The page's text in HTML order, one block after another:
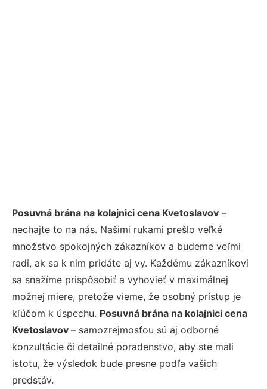
Posuvná brána na kolajnici cena Kvetoslavov –
nechajte to na nás. Našimi rukami prešlo veľké
množstvo spokojných zákazníkov a budeme veľmi
radi, ak sa k nim pridáte aj vy. Každému zákazníkovi
sa snažíme prispôsobiť a vyhovieť v maximálnej
možnej miere, pretože vieme, že osobný prístup je
kľúčom k úspechu. Posuvná brána na kolajnici cena
Kvetoslavov – samozrejmosťou sú aj odborné
konzultácie či detailné poradenstvo, aby ste mali
istotu, že výsledok bude presne podľa vašich
predstáv.